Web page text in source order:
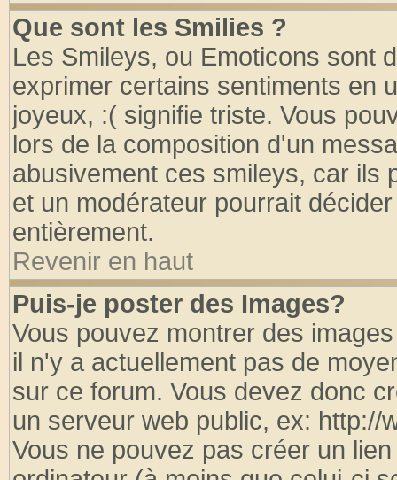
Que sont les Smilies ?
Les Smileys, ou Emoticons sont
exprimer certains sentiments en
joyeux, :( signifie triste. Vous
lors de la composition d'un
abusivement ces smileys, car ils
et un modérateur pourrait
entièrement.
Revenir en haut
Puis-je poster des Images?
Vous pouvez montrer des
il n'y a actuellement pas de
sur ce forum. Vous devez donc
un serveur web public, ex: http://
Vous ne pouvez pas créer un